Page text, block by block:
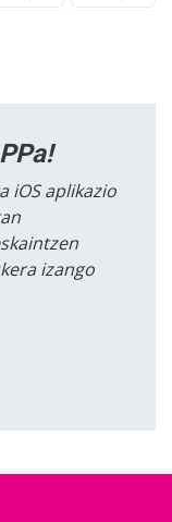
iOS aplikazio
izango